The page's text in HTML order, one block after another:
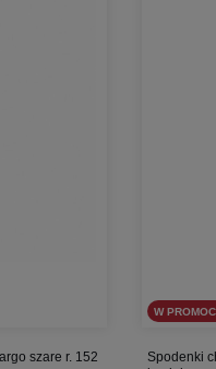
szare r. 152
W
Spodenki